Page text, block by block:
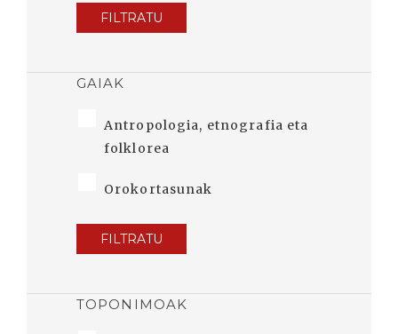
FILTRATU
GAIAK
Antropologia, etnografia eta
folklorea
Orokortasunak
FILTRATU
TOPONIMOAK